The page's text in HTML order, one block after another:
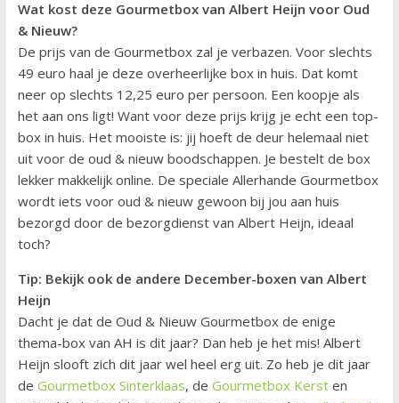
Wat kost deze Gourmetbox van Albert Heijn voor Oud
& Nieuw?
De prijs van de Gourmetbox zal je verbazen. Voor slechts
49 euro haal je deze overheerlijke box in huis. Dat komt
neer op slechts 12,25 euro per persoon. Een koopje als
het aan ons ligt! Want voor deze prijs krijg je echt een top-
box in huis. Het mooiste is: jij hoeft de deur helemaal niet
uit voor de oud & nieuw boodschappen. Je bestelt de box
lekker makkelijk online. De speciale Allerhande Gourmetbox
wordt iets voor oud & nieuw gewoon bij jou aan huis
bezorgd door de bezorgdienst van Albert Heijn, ideaal
toch?
Tip: Bekijk ook de andere December-boxen van Albert
Heijn
Dacht je dat de Oud & Nieuw Gourmetbox de enige
thema-box van AH is dit jaar? Dan heb je het mis! Albert
Heijn slooft zich dit jaar wel heel erg uit. Zo heb je dit jaar
de Gourmetbox Sinterklaas, de Gourmetbox Kersten